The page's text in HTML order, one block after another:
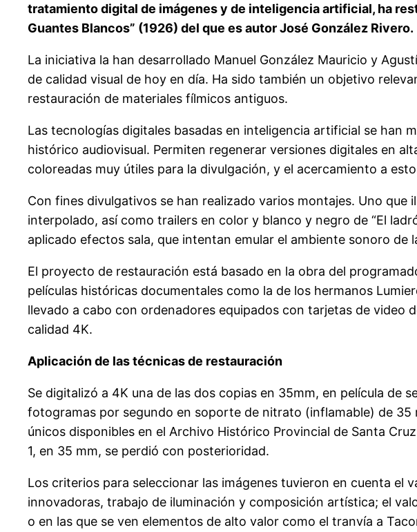
tratamiento digital de imágenes y de inteligencia artificial, ha
Guantes Blancos” (1926) del que es autor José González Rivero.
La iniciativa la han desarrollado Manuel González Mauricio y
de calidad visual de hoy en día. Ha sido también un objetivo
restauración de materiales fílmicos antiguos.
Las tecnologías digitales basadas en inteligencia artificial se han
histórico audiovisual. Permiten regenerar versiones digitales en
coloreadas muy útiles para la divulgación, y el acercamiento a
Con fines divulgativos se han realizado varios montajes. Uno
interpolado, así como trailers en color y blanco y negro de “El
aplicado efectos sala, que intentan emular el ambiente sonoro de
El proyecto de restauración está basado en la obra del
películas históricas documentales como la de los hermanos
llevado a cabo con ordenadores equipados con tarjetas de video
calidad 4K.
Aplicación de las técnicas de restauración
Se digitalizó a 4K una de las dos copias en 35mm, en película de
fotogramas por segundo en soporte de nitrato (inflamable) de 35
únicos disponibles en el Archivo Histórico Provincial de Santa
1, en 35 mm, se perdió con posterioridad.
Los criterios para seleccionar las imágenes tuvieron en cuenta
innovadoras, trabajo de iluminación y composición artística; el
o en las que se ven elementos de alto valor como el tranvía a